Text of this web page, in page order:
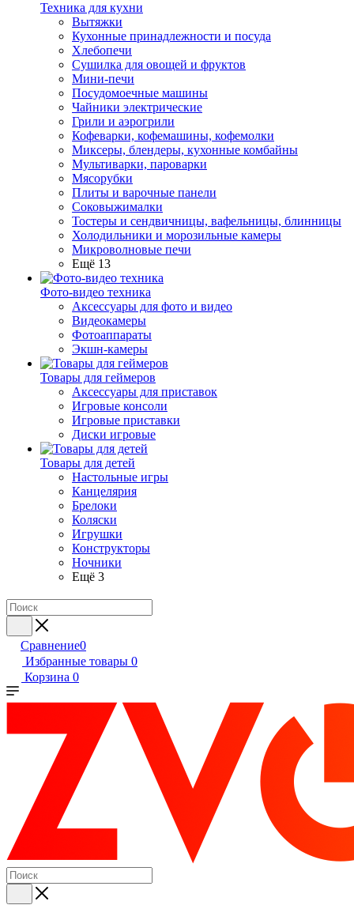
Техника для кухни
Вытяжки
Кухонные принадлежности и посуда
Хлебопечи
Сушилка для овощей и фруктов
Мини-печи
Посудомоечные машины
Чайники электрические
Грили и аэрогрили
Кофеварки, кофемашины, кофемолки
Миксеры, блендеры, кухонные комбайны
Мультиварки, пароварки
Мясорубки
Плиты и варочные панели
Соковыжималки
Тостеры и сендвичницы, вафельницы, блинницы
Холодильники и морозильные камеры
Микроволновые печи
Ещё 13
Фото-видео техника
Аксессуары для фото и видео
Видеокамеры
Фотоаппараты
Экшн-камеры
Товары для геймеров
Аксессуары для приставок
Игровые консоли
Игровые приставки
Диски игровые
Товары для детей
Настольные игры
Канцелярия
Брелоки
Коляски
Игрушки
Конструкторы
Ночники
Ещё 3
Сравнение0
Избранные товары 0
Корзина 0